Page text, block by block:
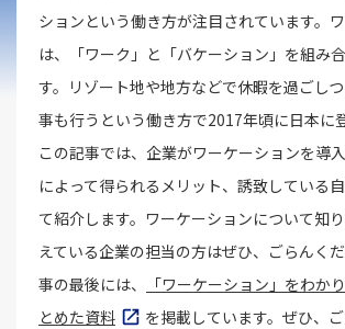
ションという働き方が注目されています。
は、「ワーク」と「バケーション」を組み
す。リゾート地や地方などで休暇を過ごし
事も行うという働き方で2017年頃に日本に
この記事では、企業がワーケーションを導
によって得られるメリット、誘致している
て紹介します。ワーケーションについて知
えている企業の担当の方はぜひ、ごらんく
事の最後には、
「ワーケーション」をわか
とめた資料
を掲載しています。ぜひ、ご